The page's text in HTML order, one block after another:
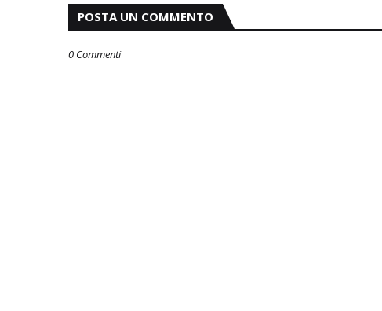
POSTA UN COMMENTO
0 Commenti